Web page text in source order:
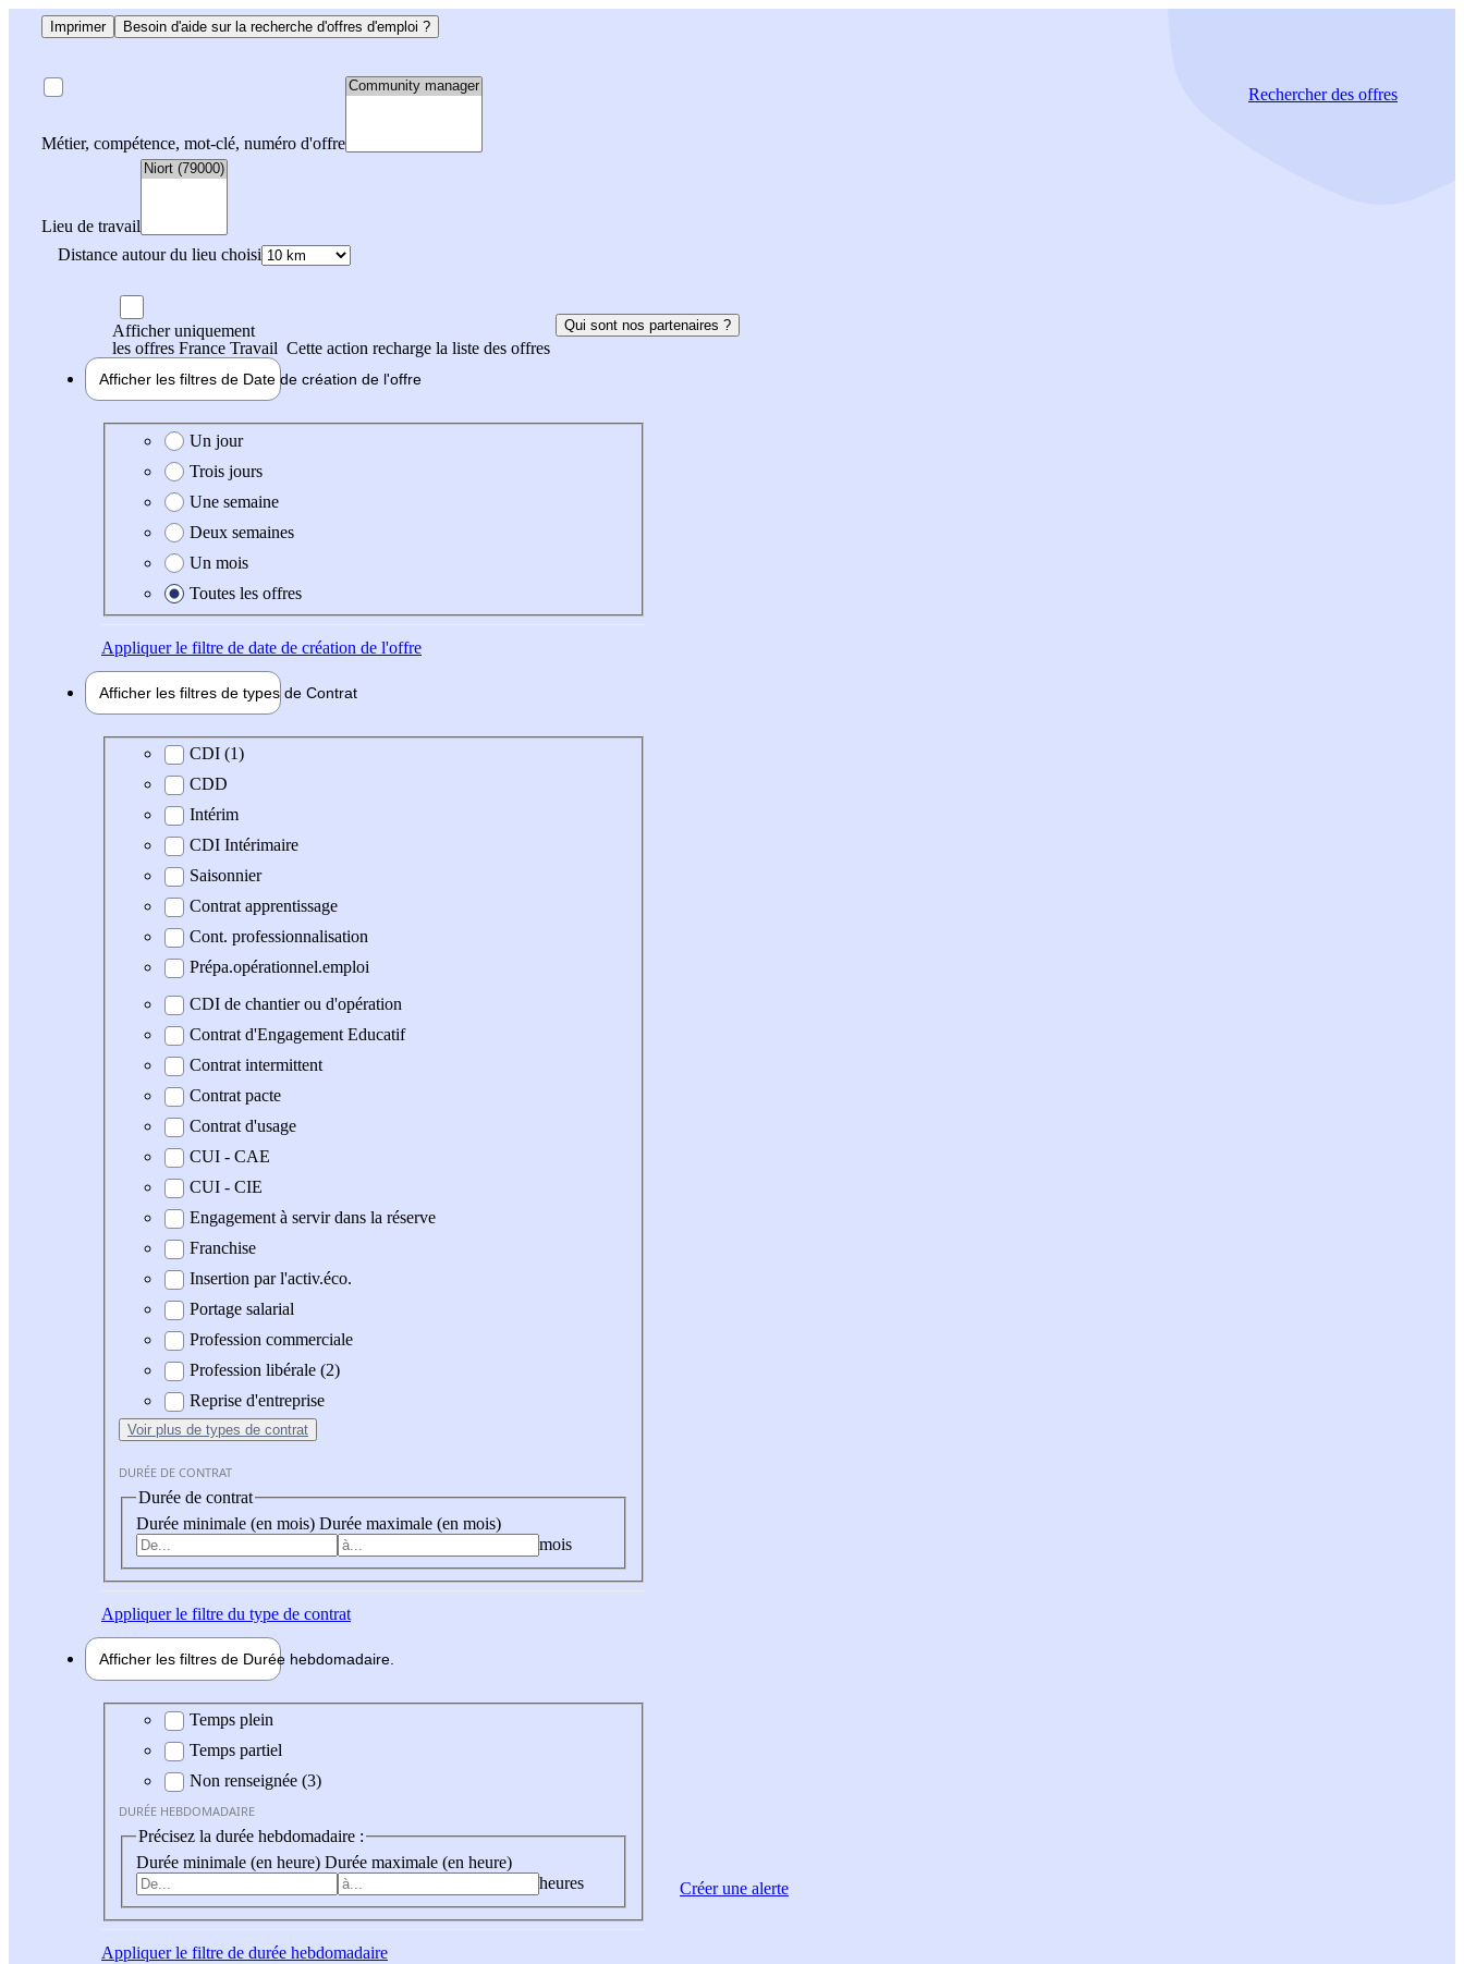
Imprimer Besoin d'aide sur la recherche d'offres d'emploi ?
Métier, compétence, mot-clé, numéro d'offre
Lieu de travail
Distance autour du lieu choisi
Rechercherdes offres
Afficher uniquement
les offres France Travail Cette action recharge la liste des offres
Qui sont nos partenaires ?
Afficher les filtres de Date de création de l'offre
Date de création de l'offre
Un jour
Trois jours
Une semaine
Deux semaines
Un mois
Toutes les offres
Appliquerle filtre de date de création de l'offre
Afficher les filtres de types de Contrat
Type de contrat
CDI (1)
CDD
Intérim
CDI Intérimaire
Saisonnier
Contrat apprentissage
Cont. professionnalisation
Prépa.opérationnel.emploi
CDI de chantier ou d'opération
Contrat d'Engagement Educatif
Contrat intermittent
Contrat pacte
Contrat d'usage
CUI - CAE
CUI - CIE
Engagement à servir dans la réserve
Franchise
Insertion par l'activ.éco.
Portage salarial
Profession commerciale
Profession libérale (2)
Reprise d'entreprise
Voir plus de types de contrat
DURÉE DE CONTRAT
Durée de contrat
Durée minimale (en mois) Durée maximale (en mois)
mois
Appliquerle filtre du type de contrat
Afficher les filtres de Durée hebdomadaire
Durée hebdomadaire
Temps plein
Temps partiel
Non renseignée (3)
DURÉE HEBDOMADAIRE
Précisez la durée hebdomadaire :
Durée minimale (en heure) Durée maximale (en heure)
heures
Appliquerle filtre de durée hebdomadaire
Créer une alerte